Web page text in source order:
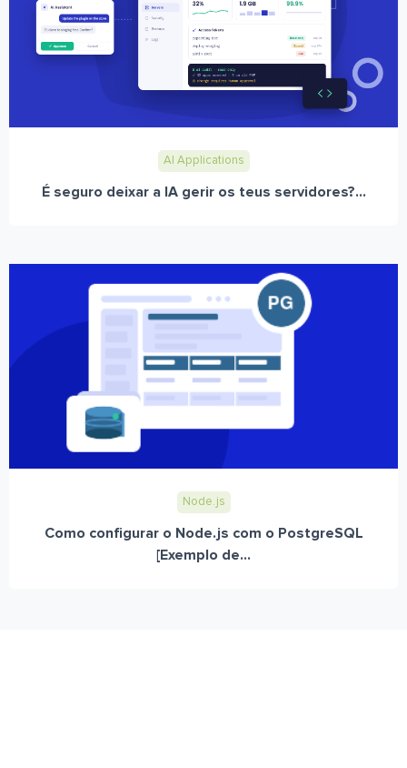
AI Applications
É seguro deixar a IA gerir os teus servidores?...
Node.js
Como configurar o Node.js com o PostgreSQL
[Exemplo de...